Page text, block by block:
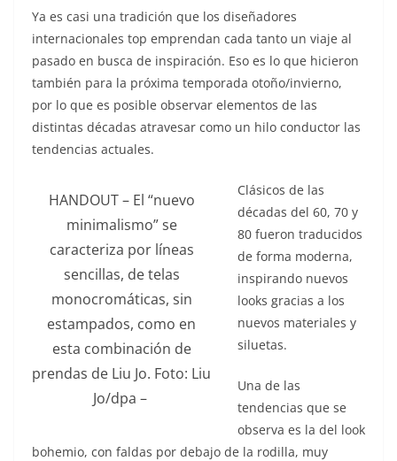
Ya es casi una tradición que los diseñadores
internacionales top emprendan cada tanto un viaje al
pasado en busca de inspiración. Eso es lo que hicieron
también para la próxima temporada otoño/invierno,
por lo que es posible observar elementos de las
distintas décadas atravesar como un hilo conductor las
tendencias actuales.
HANDOUT – El “nuevo
minimalismo” se
caracteriza por líneas
sencillas, de telas
monocromáticas, sin
estampados, como en
esta combinación de
prendas de Liu Jo. Foto: Liu
Jo/dpa –
Clásicos de las
décadas del 60, 70 y
80 fueron traducidos
de forma moderna,
inspirando nuevos
looks gracias a los
nuevos materiales y
siluetas.
Una de las
tendencias que se
observa es la del look
bohemio, con faldas por debajo de la rodilla, muy